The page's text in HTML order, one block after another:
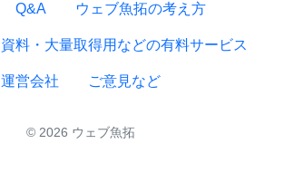
Q&A ウェブ魚拓の考え方
資料・大量取得用などの有料サービス
運営会社 ご意見など
© 2026 ウェブ魚拓